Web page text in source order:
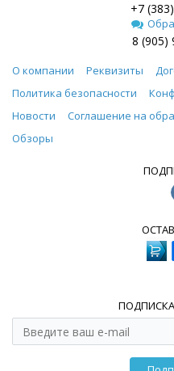
+7
8 (905)
О компании Реквизиты
Политика безопасности
Новости
Соглашение на
Обзоры